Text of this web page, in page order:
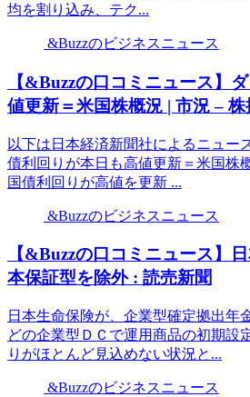
均を割り込み、テク...
&Buzzのビジネスニュース
【&Buzzの口コミニュース】
値更新＝米国株概況 | 市況 – 株
以下は日本経済新聞社によるニュ
債利回りが本日も高値更新＝米国株
国債利回りが高値を更新 ...
&Buzzのビジネスニュース
【&Buzzの口コミニュース】
本保証型を除外 : 読売新聞
日本生命保険が、企業型確定拠出年
どの企業型ＤＣで運用商品の初期設
りがほとんど見込めない状況と...
&Buzzのビジネスニュース